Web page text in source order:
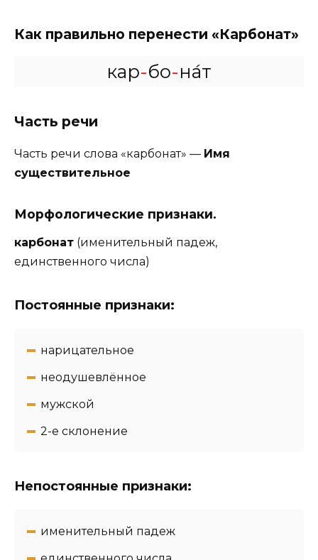
Как правильно перенести «Карбонат»
кар-бо-на́т
Часть речи
Часть речи слова «карбонат» — Имя
существительное
Морфологические признаки.
карбонат (именительный падеж,
единственного числа)
Постоянные признаки:
нарицательное
неодушевлённое
мужской
2-e склонение
Непостоянные признаки:
именительный падеж